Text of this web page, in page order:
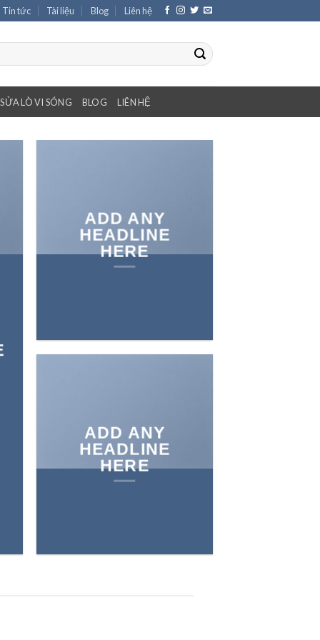
Tin tức Tài liệu Blog Liên hệ
SỬA LÒ VI SÓNG BLOG LIÊN HỆ
ADD ANY
HEADLINE
HERE
ADD ANY
HEADLINE
HERE